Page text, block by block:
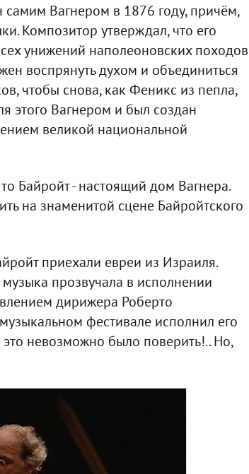
Вагнером в 1876 году, причём,
Композитор утверждал, что его
унижений наполеоновских походов
воспрянуть духом и объединиться
чтобы снова, как Феникс из пепла,
этого Вагнером и был создан
великой национальной
Байройт - настоящий дом Вагнера.
на знаменитой сцене Байройтского
приехали евреи из Израиля.
прозвучала в исполнении
дирижера Роберто
фестивале исполнил его
невозможно было поверить!.. Но,